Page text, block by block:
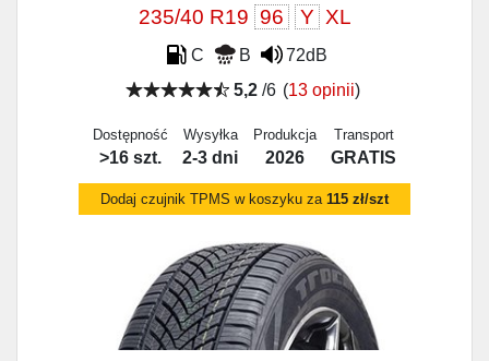
235/40 R19 96 Y XL
C B
72dB
5,2/6 (13 opinii)
Dostępność
>16 szt.
Wysyłka
2-3 dni
Produkcja
2026
Transport
GRATIS
Dodaj czujnik TPMS w koszyku za 115 zł/szt